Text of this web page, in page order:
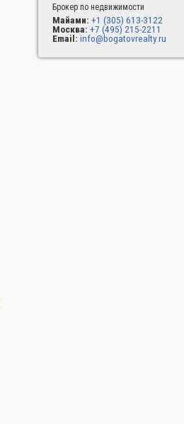
Брокер по недвижимости
Майами: +1 (305) 613-3122
Москва: +7 (495) 215-2211
Email: info@bogatovrealty.ru